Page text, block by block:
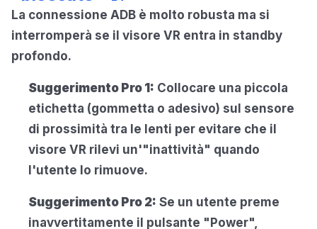
La connessione ADB è molto robusta ma si
interromperà se il visore VR entra in standby
profondo.
Suggerimento Pro 1: Collocare una piccola
etichetta (gommetta o adesivo) sul sensore
di prossimità tra le lenti per evitare che il
visore VR rilevi un'"inattività" quando
l'utente lo rimuove.
Suggerimento Pro 2: Se un utente preme
inavvertitamente il pulsante "Power",